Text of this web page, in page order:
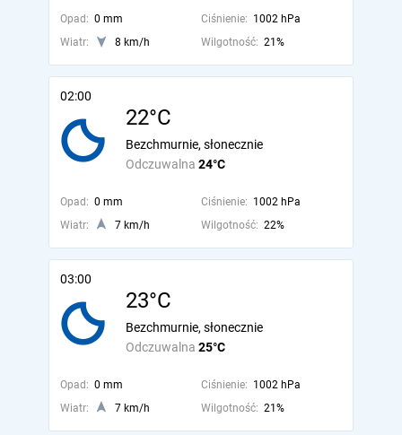
Opad: 0 mm Ciśnienie: 1002 hPa
Wiatr:
8 km/h Wilgotność: 21%
02:00
22°C
Odczuwalna 24°C
Bezchmurnie, słonecznie
Opad: 0 mm Ciśnienie: 1002 hPa
Wiatr:
7 km/h Wilgotność: 22%
03:00
23°C
Odczuwalna 25°C
Bezchmurnie, słonecznie
Opad: 0 mm Ciśnienie: 1002 hPa
Wiatr:
7 km/h Wilgotność: 21%